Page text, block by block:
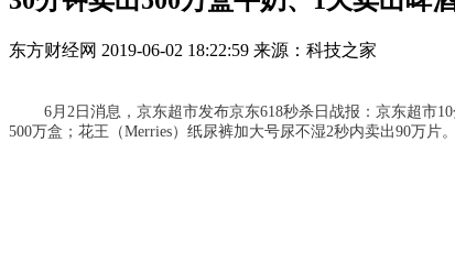
东方财经网 2019-06-02 18:22:59 来源：科技之家
6月2日消息，京东超市发布京东618秒杀日战报：京东超市
500万盒；花王（Merries）纸尿裤加大号尿不湿2秒内卖出90万片